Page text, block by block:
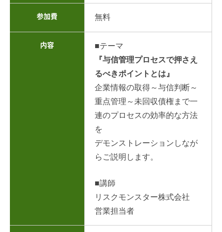
参加費 無料
内容
■テーマ
『与信管理プロセスで押さえ
るべきポイントとは』
企業情報の取得～与信判断～
重点管理～未回収債権まで一
連のプロセスの効率的な方法
を
デモンストレーションしなが
らご説明します。
■講師
リスクモンスター株式会社
営業担当者